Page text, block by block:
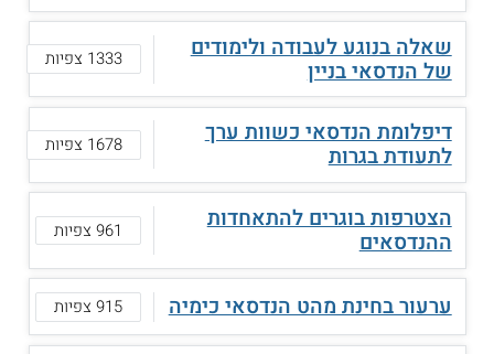
שאלה בנוגע לעבודה ולימודים
של הנדסאי בניין 1333 צפיות
דיפלומת הנדסאי כשוות ערך
לתעודת בגרות 1678 צפיות
הצטרפות בוגרים להתאחדות
ההנדסאים 961 צפיות
ערעור בחינת מהט הנדסאי כימיה 915 צפיות